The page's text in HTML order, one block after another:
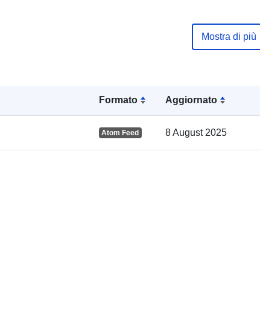
Formato Aggiornato
Atom Feed 8 August 2025
Spaziale:
Mostra di più